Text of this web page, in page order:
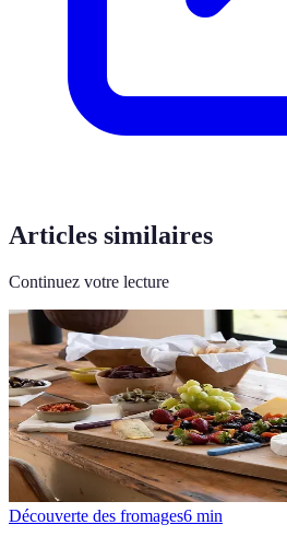
Articles similaires
Continuez votre lecture
Découverte des fromages6 min